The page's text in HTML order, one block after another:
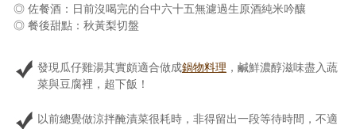
◎ 佐餐酒：日前沒喝完的台中六十五無濾過生原酒純米吟釀
◎ 餐後甜點：秋黃梨切盤
發現瓜仔雞湯其實頗適合做成鍋物料理 ，鹹鮮濃醇滋味盡入蔬
菜與豆腐裡，超下飯！
以前總覺做涼拌醃漬菜很耗時，非得留出一段等待時間，不適